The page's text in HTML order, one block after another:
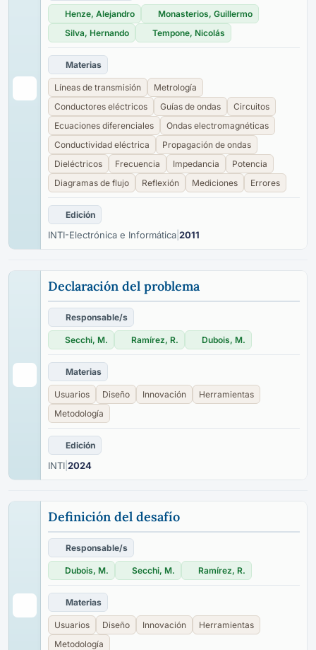
Henze, Alejandro
Monasterios, Guillermo
Silva, Hernando
Tempone, Nicolás
Materias
Líneas de transmisión
Metrología
Conductores eléctricos
Guías de ondas
Circuitos
Ecuaciones diferenciales
Ondas electromagnéticas
Conductividad eléctrica
Propagación de ondas
Dieléctricos
Frecuencia Impedancia
Potencia
Diagramas de flujo
Reflexión Mediciones Errores
Edición
INTI-Electrónica e Informática 2011
Declaración del problema
Responsable/s
Secchi, M. Ramírez, R. Dubois, M.
Materias
Usuarios Diseño Innovación
Herramientas
Metodología
Edición
INTI 2024
Definición del desafío
Responsable/s
Dubois, M. Secchi, M. Ramírez, R.
Materias
Usuarios Diseño Innovación
Herramientas
Metodología